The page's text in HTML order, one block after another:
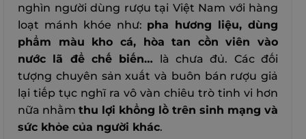
nghìn người dùng rượu tại Việt Nam với hàng
loạt mánh khóe như: pha hương liệu, dùng
phẩm màu kho cá, hòa tan cồn viên vào
nước lã để chế biến… là chưa đủ. Các đối
tượng chuyên sản xuất và buôn bán rượu giả
lại tiếp tục nghĩ ra vô vàn chiêu trò tinh vi hơn
nữa nhằm thu lợi khổng lồ trên sinh mạng và
sức khỏe của người khác.